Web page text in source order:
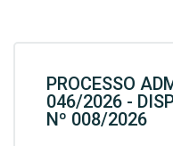
PROCESSO
046/2026 -
Nº 008/2026